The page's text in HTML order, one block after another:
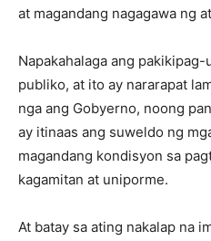
at magandang nagagawa ng
Napakahalaga ang
publiko, at ito ay nararapat
nga ang Gobyerno, noong
ay itinaas ang suweldo ng
magandang kondisyon sa
kagamitan at uniporme.
At batay sa ating nakalap na